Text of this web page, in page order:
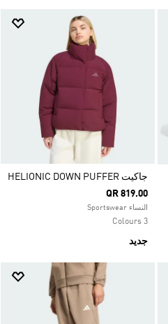
جاكيت HELIONIC DOWN PUFFER
QR 819.00
النساء Sportswear
3 Colours
جديد